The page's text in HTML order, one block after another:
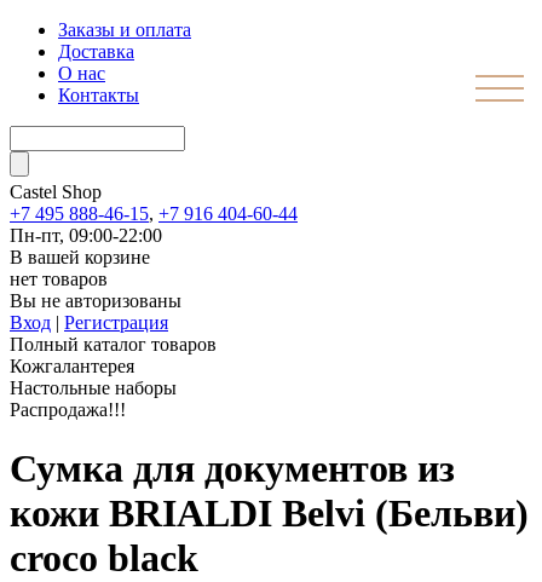
Заказы и оплата
Доставка
О нас
Контакты
Castel Shop
+7 495 888-46-15, +7 916 404-60-44
Пн-пт, 09:00-22:00
В вашей корзине
нет товаров
Вы не авторизованы
Вход | Регистрация
Полный каталог товаров
Кожгалантерея
Настольные наборы
Распродажа!!!
Сумка для документов из
кожи BRIALDI Belvi (Бельви)
croco black